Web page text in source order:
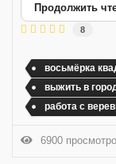
Продолжить
8
восьмёрка
выжить в
работа с
6900